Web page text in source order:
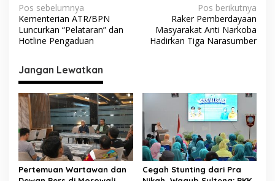
N
a
v
i
g
a
s
i
p
o
Pos sebelumnya
Kementerian ATR/BPN
Luncurkan “Pelataran” dan
Hotline Pengaduan
Pos berikutnya
Raker Pemberdayaan
Masyarakat Anti Narkoba
Hadirkan Tiga Narasumber
Jangan Lewatkan
Pertemuan Wartawan dan
Cegah Stunting dari Pra